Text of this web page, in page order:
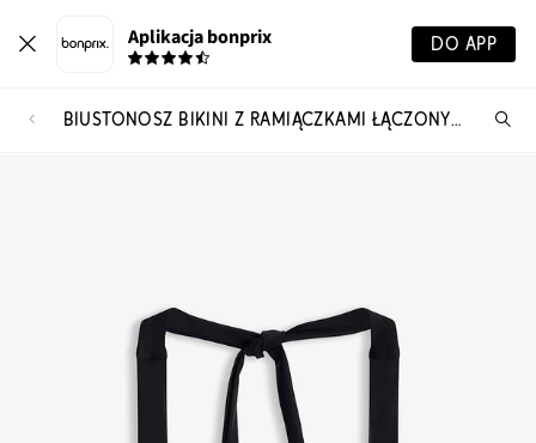
Aplikacja bonprix DO APP
BIUSTONOSZ BIKINI Z RAMIĄCZKAMI ŁĄCZONYMI NA SZYI